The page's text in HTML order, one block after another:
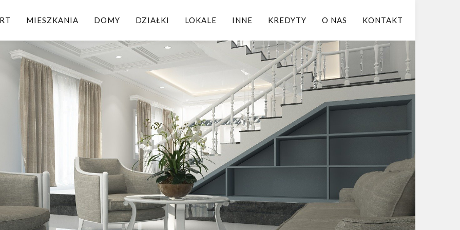
MIESZKANIA DOMY DZIAŁKI LOKALE INNE KREDYTY O NAS KONTAKT